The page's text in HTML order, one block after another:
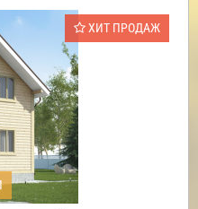
ХИТ ПРОДАЖ